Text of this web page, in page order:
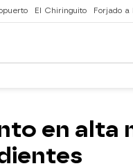
El Chiringuito Forjado a
en alta